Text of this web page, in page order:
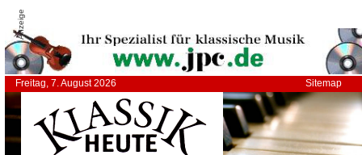
Anzeige
Freitag, 7. August 2026 Sitemap